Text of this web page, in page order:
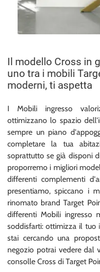
Il modello Cross in
uno tra i mobili
moderni, ti aspetta
I Mobili ingresso
ottimizzano lo spazio
sempre un piano
completare la tua
soprattutto se già disponi
proporremo i migliori
differenti complementi
presentiamo, spiccano i
rinomato brand Target
differenti Mobili ingresso
soddisfarti: ottimizza il tuo
stai cercando una
negozio potrai vedere dal
consolle Cross di Target